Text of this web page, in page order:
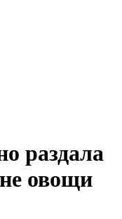
раздала
овощи